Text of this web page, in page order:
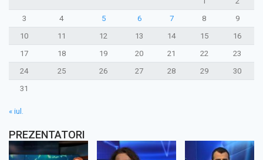
3
4 5 6 7 8
9
10
11 12 13 14 15
16
17
18 19 20 21 22
23
24
25 26 27 28 29
30
31
« iul.
PREZENTATORI